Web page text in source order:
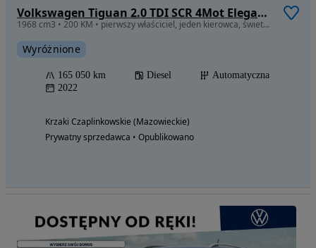
Volkswagen Tiguan 2.0 TDI SCR 4Mot Elegance DSG
1968 cm3 • 200 KM • pierwszy właściciel, jeden kierowca, świetny stan
Wyróżnione
165 050 km Diesel
Automatyczna
2022
Krzaki Czaplinkowskie (Mazowieckie)
Prywatny sprzedawca • Opublikowano